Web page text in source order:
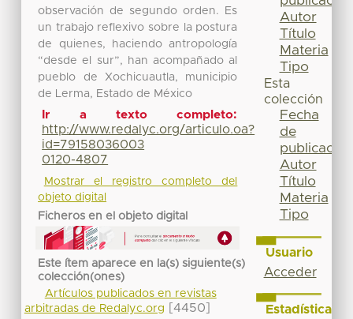
observación de segundo orden. Es
un trabajo reflexivo sobre la postura
de quienes, haciendo antropología
“desde el sur”, han acompañado al
pueblo de Xochicuautla, municipio
de Lerma, Estado de México
Ir a texto completo:
http://www.redalyc.org/articulo.oa?
id=79158036003
0120-4807
Mostrar el registro completo del
objeto digital
Ficheros en el objeto digital
Este ítem aparece en la(s) siguiente(s)
colección(ones)
Artículos publicados en revistas
arbitradas de Redalyc.org
[4450]
Autor
Título
Materia
Tipo
Esta
colección
Fecha
de
publicación
Autor
Título
Materia
Tipo
Usuario
Acceder
Estadísticas